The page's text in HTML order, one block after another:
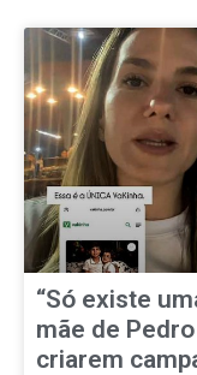
“Só existe
mãe de
criarem